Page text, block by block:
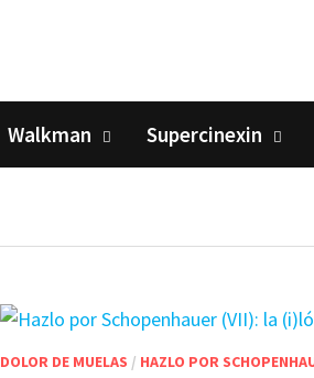
Walkman Supercinexin
DOLOR DE MUELAS / HAZLO POR